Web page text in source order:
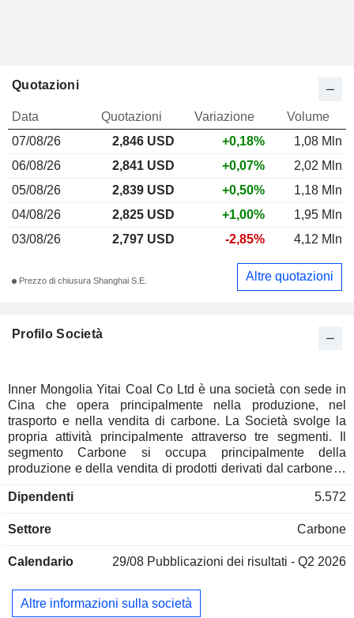
Profilo Società
Inner Mongolia Yitai Coal Co Ltd è una società con sede in
Cina che opera principalmente nella produzione, nel
trasporto e nella vendita di carbone. La Società svolge la
propria attività principalmente attraverso tre segmenti. Il
segmento Carbone si occupa principalmente della
produzione e della vendita di prodotti derivati dal carbone, il
segmento dei prodotti chimici derivati dal carbone si occupa
chimici derivati dal carbone, con prodotti principali quali cera
Tropsch, gas di petrolio liquefatto e olefine miste. Il
trasporto ferroviario e su strada. La Società svolge la propria
attività principalmente sul mercato interno.
Dipendenti 5.572
Settore Carbone
Calendario 29/08 Pubblicazioni dei risultati - Q2 2026
Altre informazioni sulla società
Quotazioni
Data Quotazioni Variazione
Volume
07/08/26
2,846 USD +0,18%
1,08 Mln
06/08/26
2,841 USD +0,07%
2,02 Mln
05/08/26
2,839 USD +0,50%
1,18 Mln
04/08/26
2,825 USD +1,00%
1,95 Mln
03/08/26
2,797 USD -2,85% 4,12 Mln
Prezzo di chiusura Shanghai S.E. Altre quotazioni